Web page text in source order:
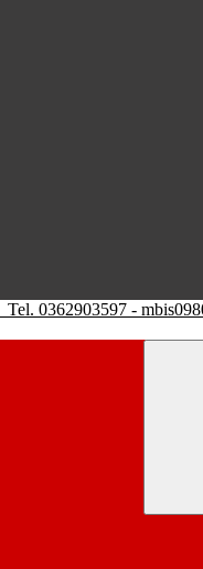
Tel. 0362903597 -